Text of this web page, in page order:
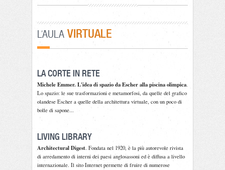
L'AULA VIRTUALE
LA CORTE IN RETE
Michele Emmer. L'idea di spazio da Escher alla piscina olimpica
Lo spazio: le sue trasformazioni e metamorfosi, da quelle del grafico
olandese Escher a quelle della architettura virtuale, con un poco di
bolle di sapone...
LIVING LIBRARY
Architectural Digest . Fondata nel 1920, è la più autorevole rivista
di arredamento di interni dei paesi anglosassoni ed è diffusa a livello
internazionale. Il sito Internet permette di fruire di numerose